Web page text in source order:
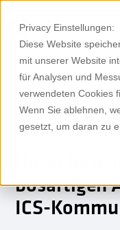
Privacy Einstellungen:
Diese Website
mit unserer Website
für Analysen und
verwendeten Cookies
Wenn Sie ablehnen,
gesetzt, um daran zu
Webinar
bösartigen
ICS-